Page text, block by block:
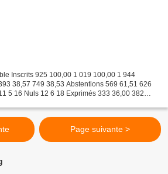
Inscrits 925 100,00 1 019 100,00 1 944
38,57 749 38,53 Abstentions 569 61,51 626
5 16 Nuls 12 6 18 Exprimés 333 36,00 382
Page suivante >